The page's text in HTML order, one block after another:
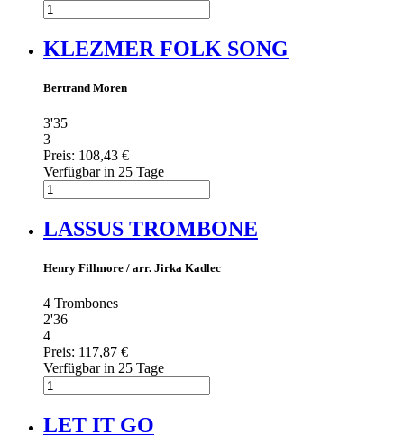
KLEZMER FOLK SONG
Bertrand Moren
3'35
3
Preis: 108,43 €
Verfügbar in 25 Tage
LASSUS TROMBONE
Henry Fillmore / arr. Jirka Kadlec
4 Trombones
2'36
4
Preis: 117,87 €
Verfügbar in 25 Tage
LET IT GO